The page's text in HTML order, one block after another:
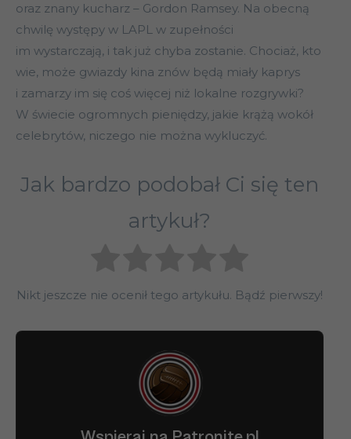
oraz znany kucharz – Gordon Ramsey. Na obecną
chwilę występy w LAPL w zupełności
im wystarczają, i tak już chyba zostanie. Chociaż, kto
wie, może gwiazdy kina znów będą miały kaprys
i zamarzy im się coś więcej niż lokalne rozgrywki?
W świecie ogromnych pieniędzy, jakie krążą wokół
celebrytów, niczego nie można wykluczyć.
Jak bardzo podobał Ci się ten
artykuł?
Nikt jeszcze nie ocenił tego artykułu. Bądź pierwszy!